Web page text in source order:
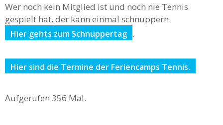
Wer noch kein Mitglied ist und noch nie Tennis
gespielt hat, der kann einmal schnuppern.
Hier gehts zum Schnuppertag .
Hier sind die Termine der Feriencamps Tennis.
Aufgerufen 356 Mal.